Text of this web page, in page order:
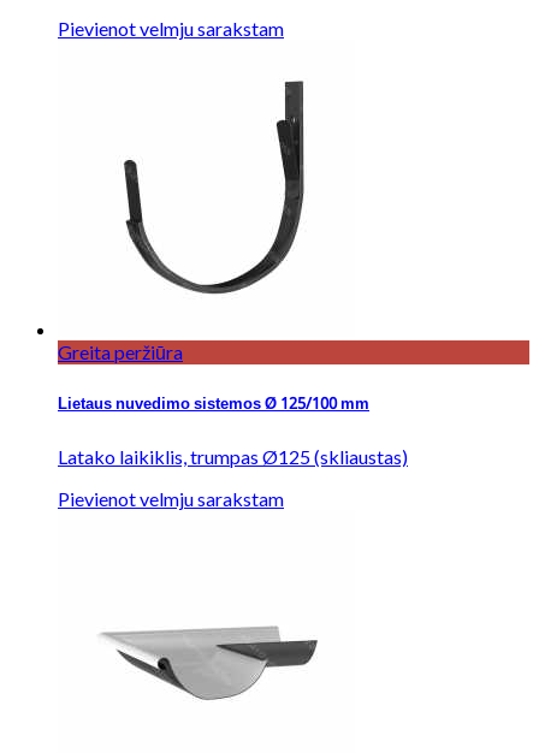
Pievienot velmju sarakstam
Greita peržiūra
Lietaus nuvedimo sistemos Ø 125/100 mm
Latako laikiklis, trumpas Ø125 (skliaustas)
Pievienot velmju sarakstam